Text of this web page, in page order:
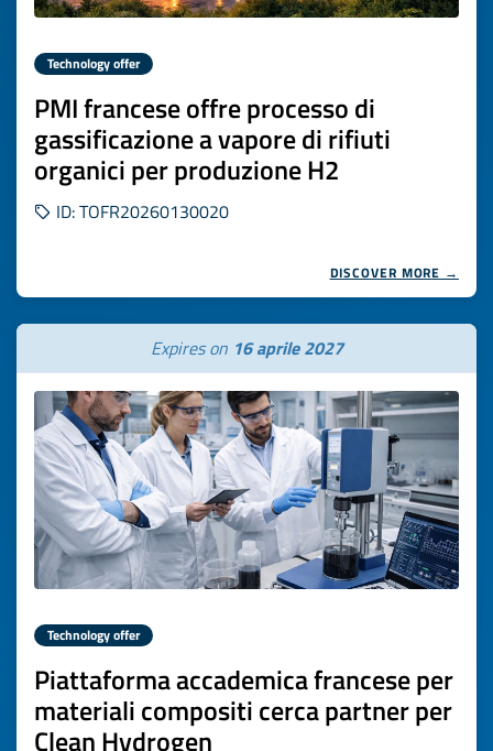
Technology offer
PMI francese offre processo di
gassificazione a vapore di rifiuti
organici per produzione H2
ID: TOFR20260130020
DISCOVER MORE →
Expires on 16 aprile 2027
Technology offer
Piattaforma accademica francese per
materiali compositi cerca partner per
Clean Hydrogen